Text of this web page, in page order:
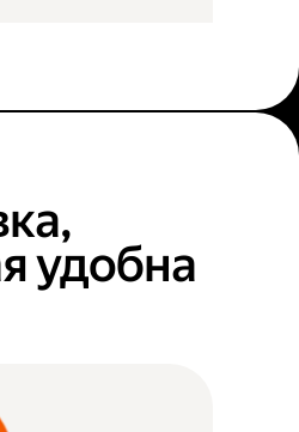
удобна